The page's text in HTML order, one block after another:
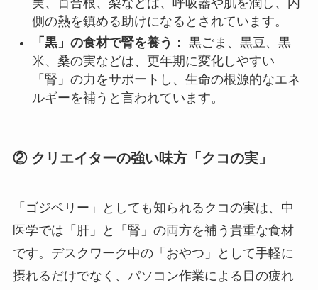
側の熱を鎮める助けになるとされています。
「黒」の食材で腎を養う： 黒ごま、黒豆、黒
米、桑の実などは、更年期に変化しやすい
「腎」の力をサポートし、生命の根源的なエネ
ルギーを補うと言われています。
② クリエイターの強い味方「クコの実」
「ゴジベリー」としても知られるクコの実は、中
医学では「肝」と「腎」の両方を補う貴重な食材
です。デスクワーク中の「おやつ」として手軽に
摂れるだけでなく、パソコン作業による目の疲れ